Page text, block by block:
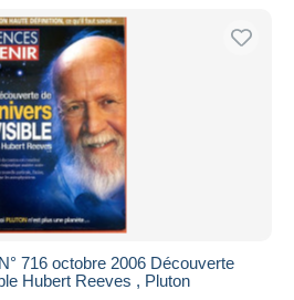
716 octobre 2006 Découverte
Hubert Reeves , Pluton